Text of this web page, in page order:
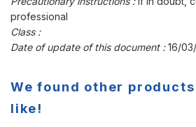
professional
Class :
Date of update of this document :16/
We found other
like!